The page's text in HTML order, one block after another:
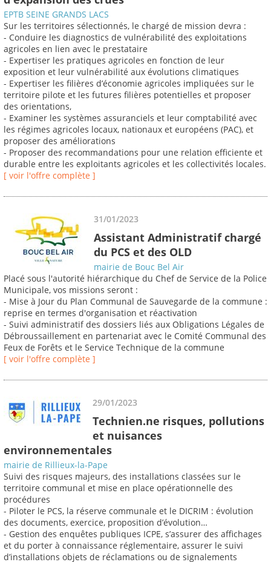
EPTB SEINE GRANDS LACS
Sur les territoires sélectionnés, le chargé de mission devra :
- Conduire les diagnostics de vulnérabilité des exploitations
agricoles en lien avec le prestataire
- Expertiser les pratiques agricoles en fonction de leur
exposition et leur vulnérabilité aux évolutions climatiques
- Expertiser les filières d’économie agricoles impliquées sur le
territoire pilote et les futures filières potentielles et proposer
des orientations,
- Examiner les systèmes assuranciels et leur comptabilité avec
les régimes agricoles locaux, nationaux et européens (PAC), et
proposer des améliorations
- Proposer des recommandations pour une relation efficiente et
durable entre les exploitants agricoles et les collectivités locales.
[ voir l'offre complète ]
31/01/2023
Assistant Administratif chargé
du PCS et des OLD
mairie de Bouc Bel Air
Placé sous l'autorité hiérarchique du Chef de Service de la Police
Municipale, vos missions seront :
- Mise à Jour du Plan Communal de Sauvegarde de la commune :
reprise en termes d'organisation et réactivation
- Suivi administratif des dossiers liés aux Obligations Légales de
Débroussaillement en partenariat avec le Comité Communal des
Feux de Forêts et le Service Technique de la commune
[ voir l'offre complète ]
29/01/2023
Technien.ne risques, pollutions
et nuisances
environnementales
mairie de Rillieux-la-Pape
Suivi des risques majeurs, des installations classées sur le
territoire communal et mise en place opérationnelle des
procédures
- Piloter le PCS, la réserve communale et le DICRIM : évolution
des documents, exercice, proposition d’évolution…
- Gestion des enquêtes publiques ICPE, s’assurer des affichages
et du porter à connaissance réglementaire, assurer le suivi
d’installations objets de réclamations ou de signalements